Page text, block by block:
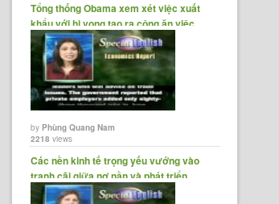
Tổng thống Obama xem xét việc xuất
khẩu với hi vọng tạo ra công ăn việc......
byPhùng Quang Nam
2218 views
Các nền kinh tế trọng yếu vướng vào
tranh cãi giữa nợ nần và phát triển